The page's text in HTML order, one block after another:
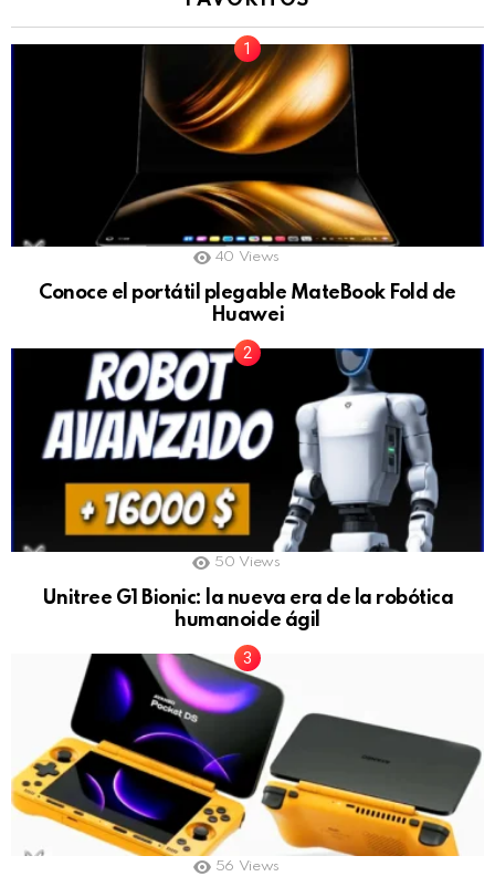
40 Views
Conoce el portátil plegable MateBook Fold de
Huawei
50 Views
Unitree G1 Bionic: la nueva era de la robótica
humanoide ágil
56 Views